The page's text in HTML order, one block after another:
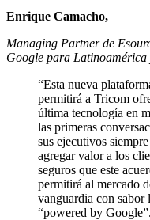
Enrique Camacho,
Managing Partner de
Google para
“Esta nueva
permitirá a Tricom
última tecnología en
las primeras
sus ejecutivos
agregar valor a los
seguros que este
permitirá al mercado
vanguardia con
“powered by Google”.